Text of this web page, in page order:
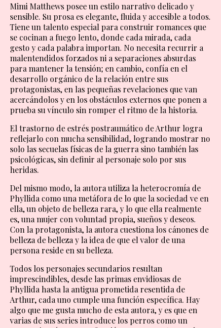
Mimi Matthews posee un estilo narrativo delicado y
sensible. Su prosa es elegante, fluida y accesible a todos.
Tiene un talento especial para construir romances que
se cocinan a fuego lento, donde cada mirada, cada
gesto y cada palabra importan. No necesita recurrir a
malentendidos forzados ni a separaciones absurdas
para mantener la tensión; en cambio, confía en el
desarrollo orgánico de la relación entre sus
protagonistas, en las pequeñas revelaciones que van
acercándolos y en los obstáculos externos que ponen a
prueba su vínculo sin romper el ritmo de la historia.
El trastorno de estrés postraumático de Arthur logra
reflejarlo con mucha sensibilidad, logrando mostrar no
solo las secuelas físicas de la guerra sino también las
psicológicas, sin definir al personaje solo por sus
heridas.
Del mismo modo, la autora utiliza la heterocromía de
Phyllida como una metáfora de lo que la sociedad ve en
ella, un objeto de belleza rara, y lo que ella realmente
es, una mujer con voluntad propia, sueños y deseos.
Con la protagonista, la autora cuestiona los cánones de
belleza de belleza y la idea de que el valor de una
persona reside en su belleza.
Todos los personajes secundarios resultan
imprescindibles, desde las primas envidiosas de
Phyllida hasta la antigua prometida resentida de
Arthur, cada uno cumple una función específica. Hay
algo que me gusta mucho de esta autora, y es que en
varias de sus series introduce los perros como un